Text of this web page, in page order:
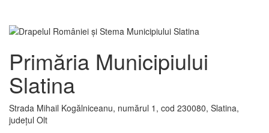
Primăria Municipiului
Slatina
Strada Mihail Kogălniceanu, numărul 1, cod 230080, Slatina,
județul Olt